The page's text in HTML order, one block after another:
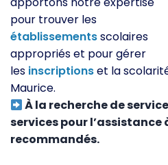
pour trouver les
établissementsscolaires
appropriés et pour gérer
les inscriptionset la
Maurice.
À la recherche de
services pour
recommandés.